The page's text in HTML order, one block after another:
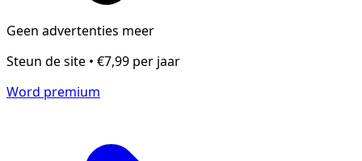
Geen advertenties meer
Steun de site • €7,99 per jaar
Word premium